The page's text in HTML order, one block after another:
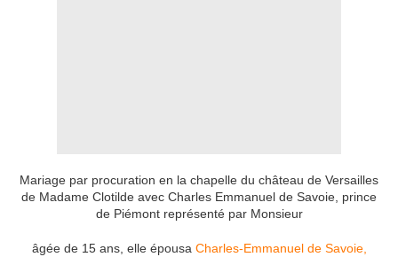
Mariage par procuration en la chapelle du château de Versailles
de Madame Clotilde avec Charles Emmanuel de Savoie, prince
de Piémont représenté par Monsieur
âgée de 15 ans, elle épousa Charles-Emmanuel de Savoie,